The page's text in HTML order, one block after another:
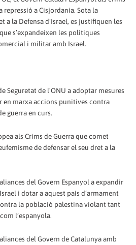
repressió a Cisjordania. Sota la
a la Defensa d’Israel, es justifiquen les
s’expandeixen les polítiques
i militar amb Israel.
Seguretat de l'ONU a adoptar mesures
en marxa accions punitives contra
guerra en curs.
als Crims de Guerra que comet
de defensar el seu dret a la
del Govern Espanyol a expandir
i dotar a aquest país d’armament
la població palestina violant tant
l’espanyola.
del Govern de Catalunya amb